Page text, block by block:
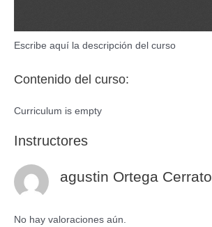
Escribe aquí la descripción del curso
Contenido del curso:
Curriculum is empty
Instructores
agustin Ortega Cerrato
No hay valoraciones aún.